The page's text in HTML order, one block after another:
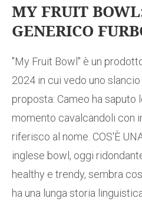
MY FRUIT
GENERICO
"My Fruit Bowl" è un
2024 in cui vedo uno
proposta: Cameo ha saputo
momento cavalcandoli con
riferisco al nome. COS'È
inglese bowl, oggi
healthy e trendy, sembra
ha una lunga storia